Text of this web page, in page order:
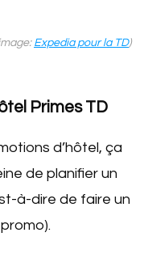
Expedia pour la TD)
Primes TD
d’hôtel, ça
de planifier un
à-dire de faire un